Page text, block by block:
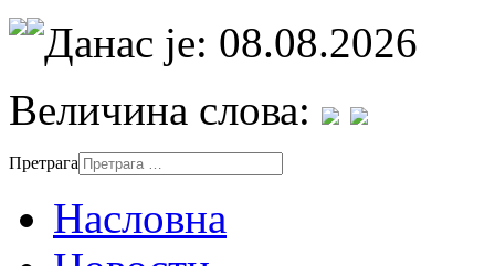
Данас је: 08.08.2026
Величина слова:
Претрага
Насловна